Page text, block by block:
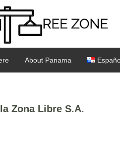
About Panama
Zona Libre S.A.